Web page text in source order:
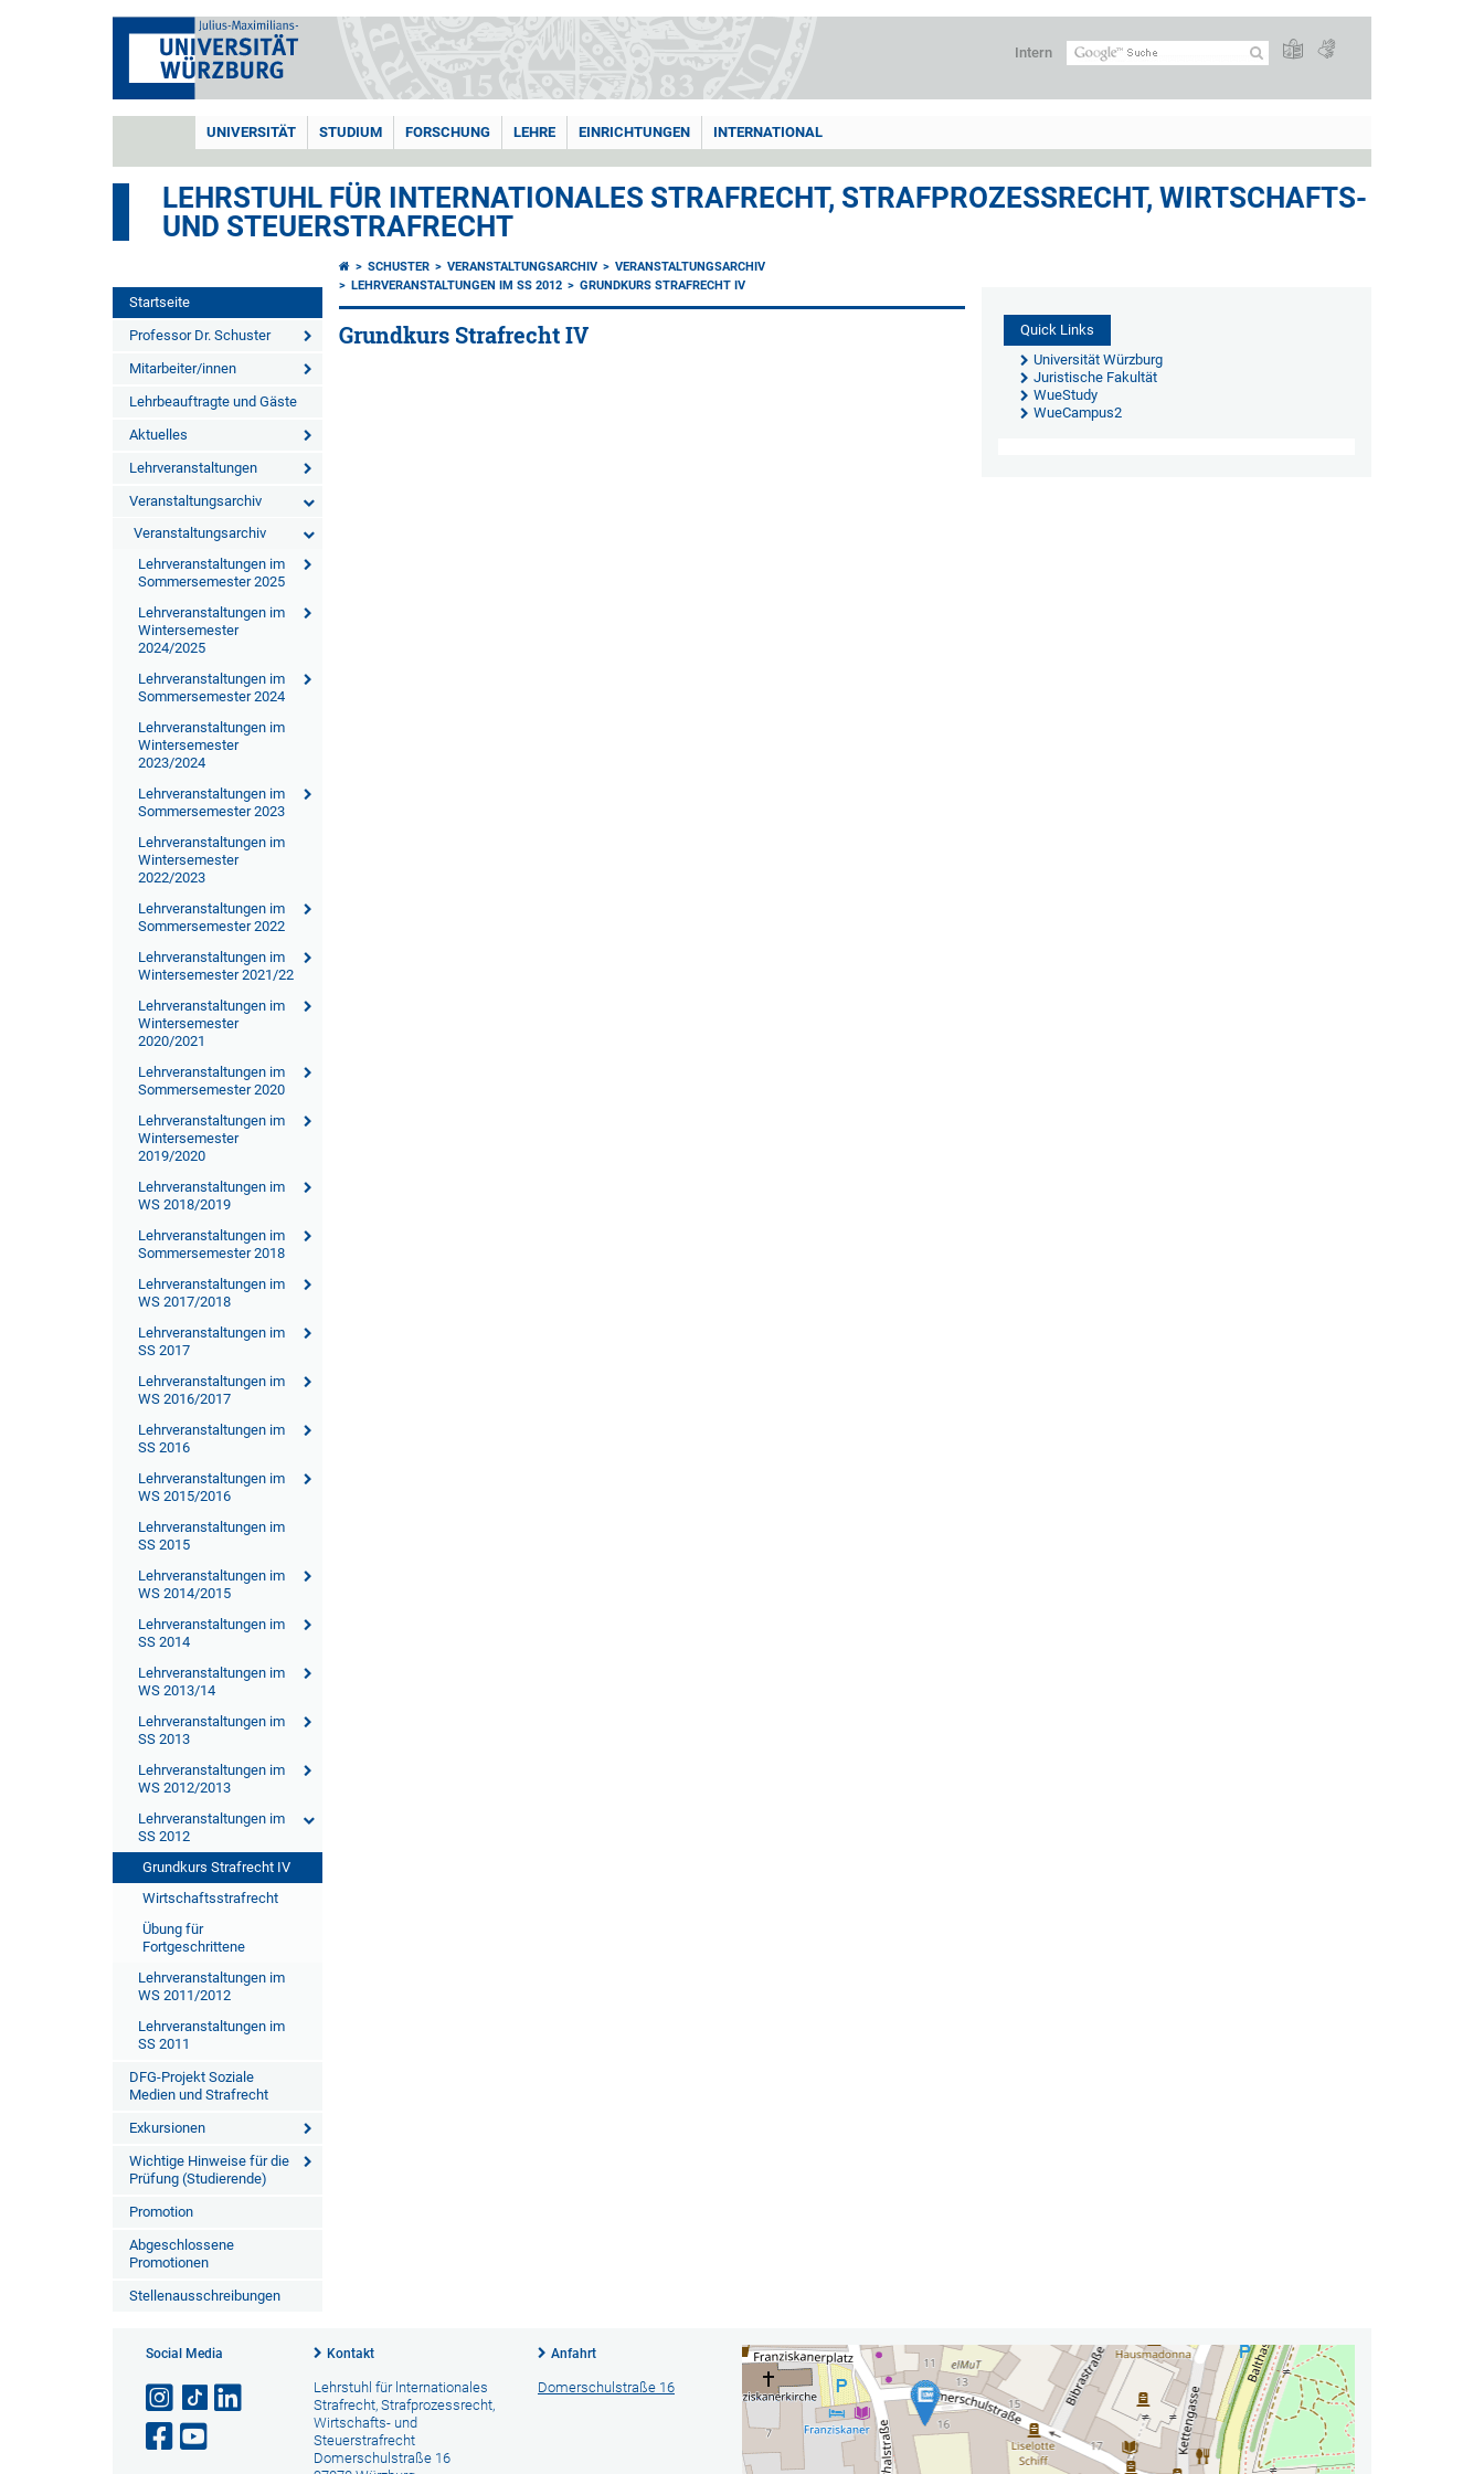
Intern
UNIVERSITÄT STUDIUM FORSCHUNG LEHRE EINRICHTUNGEN INTERNATIONAL
LEHRSTUHL FÜR INTERNATIONALES STRAFRECHT, STRAFPROZESSRECHT, WIRTSCHAFTS-
UND STEUERSTRAFRECHT
Startseite
Professor Dr. Schuster
Mitarbeiter/innen
Lehrbeauftragte und Gäste
Aktuelles
Lehrveranstaltungen
Veranstaltungsarchiv
Veranstaltungsarchiv
Lehrveranstaltungen im
Sommersemester 2025
Lehrveranstaltungen im
Wintersemester
2024/2025
Lehrveranstaltungen im
Sommersemester 2024
Lehrveranstaltungen im
Wintersemester
2023/2024
Lehrveranstaltungen im
Sommersemester 2023
Lehrveranstaltungen im
Wintersemester
2022/2023
Lehrveranstaltungen im
Sommersemester 2022
Lehrveranstaltungen im
Wintersemester 2021/22
Lehrveranstaltungen im
Wintersemester
2020/2021
Lehrveranstaltungen im
Sommersemester 2020
Lehrveranstaltungen im
Wintersemester
2019/2020
Lehrveranstaltungen im
WS 2018/2019
Lehrveranstaltungen im
Sommersemester 2018
Lehrveranstaltungen im
WS 2017/2018
Lehrveranstaltungen im
SS 2017
Lehrveranstaltungen im
WS 2016/2017
Lehrveranstaltungen im
SS 2016
Lehrveranstaltungen im
WS 2015/2016
Lehrveranstaltungen im
SS 2015
Lehrveranstaltungen im
WS 2014/2015
Lehrveranstaltungen im
SS 2014
Lehrveranstaltungen im
WS 2013/14
Lehrveranstaltungen im
SS 2013
Lehrveranstaltungen im
WS 2012/2013
Lehrveranstaltungen im
SS 2012
Grundkurs Strafrecht IV
Wirtschaftsstrafrecht
Übung für
Fortgeschrittene
Lehrveranstaltungen im
WS 2011/2012
Lehrveranstaltungen im
SS 2011
DFG-Projekt Soziale
Medien und Strafrecht
Exkursionen
Wichtige Hinweise für die
Prüfung (Studierende)
Promotion
Abgeschlossene
Promotionen
Stellenausschreibungen
SCHUSTER VERANSTALTUNGSARCHIV
VERANSTALTUNGSARCHIV
LEHRVERANSTALTUNGEN IM SS 2012
GRUNDKURS STRAFRECHT IV
Grundkurs Strafrecht IV
Quick Links
Universität Würzburg
Juristische Fakultät
WueStudy
WueCampus2
Social Media Kontakt
Lehrstuhl für lnternationales
Strafrecht, Strafprozessrecht,
Wirtschafts- und
Steuerstrafrecht
Domerschulstraße 16
Anfahrt
Domerschulstraße 16